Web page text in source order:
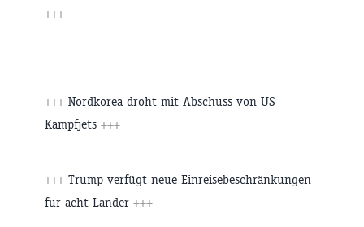
+++
+++ Nordkorea droht mit Abschuss von US-
Kampfjets +++
+++ Trump verfügt neue Einreisebeschränkungen
für acht Länder +++